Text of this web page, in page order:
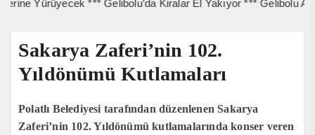
*** Gelibolu’da Kiralar El Yakıyor *** Gelibolu
Sakarya Zaferi’nin 102.
Yıldönümü Kutlamaları
Polatlı Belediyesi tarafından düzenlenen Sakarya
Zaferi’nin 102. Yıldönümü kutlamalarında konser veren